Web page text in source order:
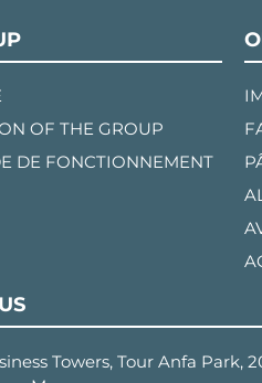
OF THE GROUP
DE FONCTIONNEMENT
Towers, Tour Anfa Park,